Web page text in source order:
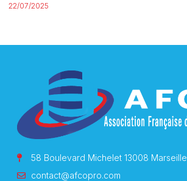
22/07/2025
58 Boulevard Michelet 13008 Marseille
contact@afcopro.com